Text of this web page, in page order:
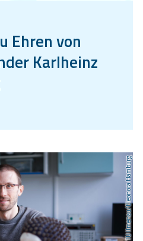
Ehren von
Karlheinz
TU Ilmenau/Eleonora Hamburg